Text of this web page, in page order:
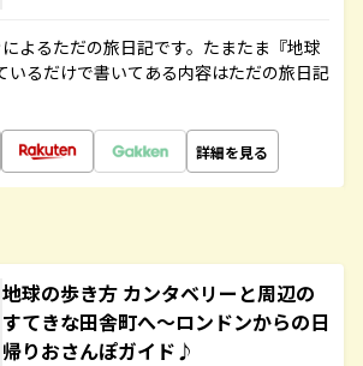
よるただの旅日記です。たまたま『地球
いるだけで書いてある内容はただの旅日記
詳細を見る
地球の歩き方 カンタベリーと周辺の
すてきな田舎町へ～ロンドンからの日
帰りおさんぽガイド♪